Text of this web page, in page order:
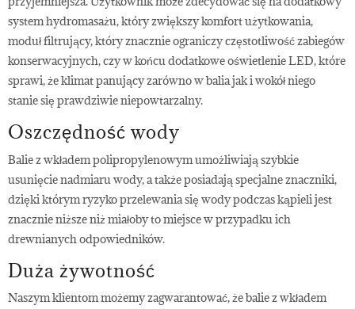
system hydromasażu, który zwiększy komfort użytkowania,
moduł filtrujący, który znacznie ograniczy częstotliwość zabiegów
konserwacyjnych, czy w końcu dodatkowe oświetlenie LED, które
sprawi, że klimat panujący zarówno w balia jak i wokół niego
stanie się prawdziwie niepowtarzalny.
Oszczędność wody
Balie z wkładem polipropylenowym umożliwiają szybkie
usunięcie nadmiaru wody, a także posiadają specjalne znaczniki,
dzięki którym ryzyko przelewania się wody podczas kąpieli jest
znacznie niższe niż miałoby to miejsce w przypadku ich
drewnianych odpowiedników.
Duża żywotność
Naszym klientom możemy zagwarantować, że balie z wkładem